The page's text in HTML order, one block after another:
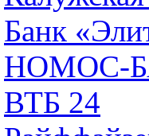
Банк
НОМОС-
ВТБ 24